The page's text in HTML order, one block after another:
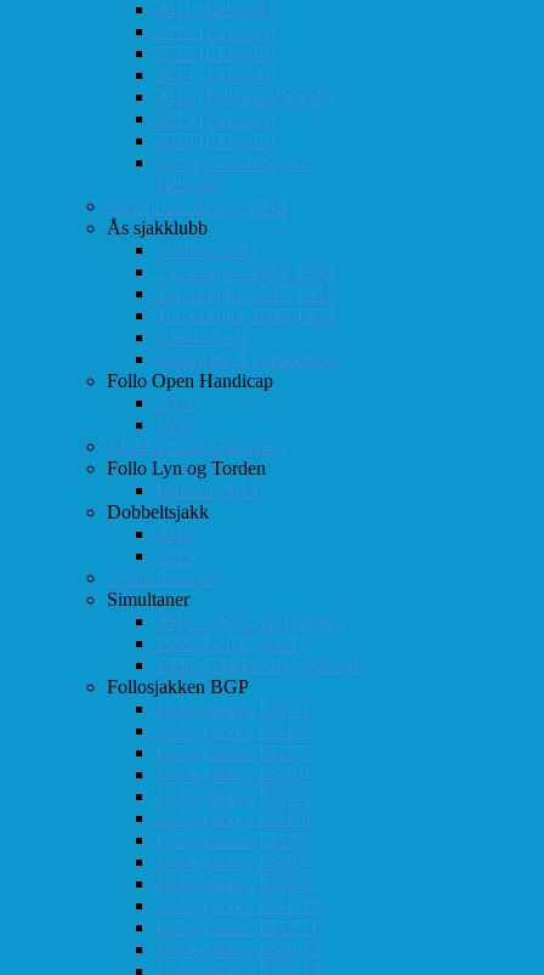
2011 (Eidsvoll)
2012 (Eidsvoll)
2013 (Eidsvoll)
2014 (Eidsvoll)
2014 (Rokaden/NSSF)
2015 (Eidsvoll)
2016 (Eidsvoll)
Kamp-statistikk mot
Eidsvoll
NM-finale for lag 1998
Ås sjakklubb
Totaloversikt
Turneringer 1981-1986
Turneringer 1987-1991
Turneringer 1992-1996
Klubbaviser
Partier fra Ås sjakklubb
Follo Open Handicap
2001
1999
Klubbavisen Sjakkalen
Follo Lyn og Torden
Februar 2013
Dobbeltsjakk
2014
2015
Østlandsserien
Simultaner
2016: GM T. R. Hansen
1999: Leif Øgaard
1996: GM Predrag Nikolic
Follosjakken BGP
Follosjakken BGP 1
Follosjakken BGP 2
Follosjakken BGP 3
Follosjakken BGP 4
Follosjakken BGP 5
Follosjakken BGP 6
Follosjakken BGP 7
Follosjakken BGP 8
Follosjakken BGP 9
Follosjakken BGP 10
Follosjakken BGP 11
Follosjakken BGP 12
Follosjakken BGP 13